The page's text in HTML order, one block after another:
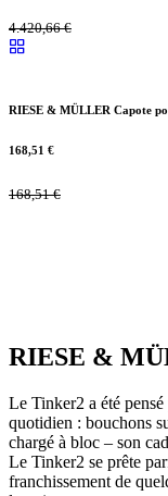
4.420,66€
RIESE & MÜLLER Capote
168,51 €
168,51€
RIESE &
Le Tinker2 a été
quotidien : bouchons
chargé à bloc – son
Le Tinker2 se prête
franchissement de